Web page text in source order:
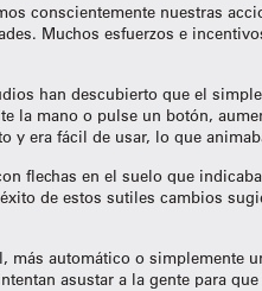
conscientemente nuestras
Muchos esfuerzos e
han descubierto que el
la mano o pulse un botón,
era fácil de usar, lo que
flechas en el suelo que
de estos sutiles cambios
más automático o simplemente
asustar a la gente para